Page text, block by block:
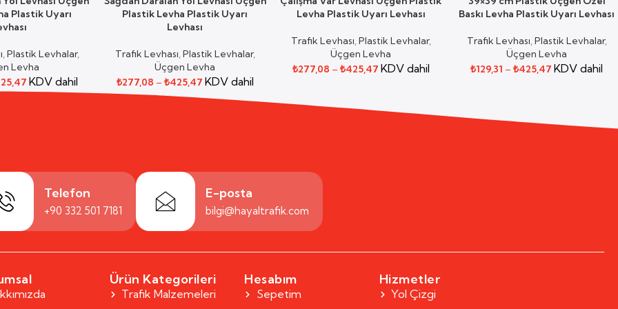
Plastik Uyarı
,Plastik Levhalar,
Levha
KDV dahil
Plastik Levha Plastik Uyarı
Levhası
Trafik Levhası,Plastik Levhalar,
Üçgen Levha
₺277,08 – ₺425,47 KDV dahil
Levha Plastik Uyarı Levhası
Trafik Levhası,Plastik Levhalar,
Üçgen Levha
₺277,08 – ₺425,47 KDV dahil
Baskı Levha Plastik Uyarı Levhası
Trafik Levhası,Plastik Levhalar,
Üçgen Levha
₺129,31 –₺425,47 KDV dahil
Telefon
+90 332 501 7181
E-posta
bilgi@hayaltrafik.com
Ürün Kategorileri
Trafik Malzemeleri
Hesabım
Sepetim
Hizmetler
Yol Çizgi